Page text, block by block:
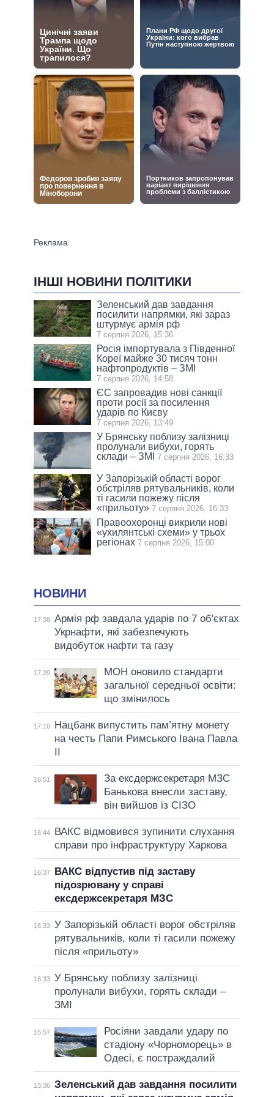
ІНШІ НОВИНИ ПОЛІТИКИ
Зеленський дав завдання
посилити напрямки, які зараз
штурмує армія рф
7 серпня 2026, 15:36
Росія імпортувала з Південної
Кореї майже 30 тисяч тонн
нафтопродуктів – ЗМІ
7 серпня 2026, 14:58
ЄС запровадив нові санкції
проти росії за посилення
ударів по Києву
7 серпня 2026, 13:49
У Брянську поблизу залізниці
пролунали вибухи, горять
склади – ЗМІ
7 серпня 2026, 16:33
У Запорізькій області ворог
обстріляв рятувальників, коли
ті гасили пожежу після
«прильоту» 7 серпня 2026, 16:33
Правоохоронці викрили нові
«ухилянтські схеми» у трьох
регіонах 7 серпня 2026, 15:00
НОВИНИ
17:38 Армія рф завдала ударів по 7 об'єктах
Укрнафти, які забезпечують
видобуток нафти та газу
17:29
МОН оновило стандарти
загальної середньої освіти:
що змінилось
17:10
Нацбанк випустить пам’ятну монету
на честь Папи Римського Івана Павла
II
16:51
За ексдержсекретаря МЗС
Банькова внесли заставу,
він вийшов із СІЗО
16:44
ВАКС відмовився зупинити слухання
справи про інфраструктуру Харкова
16:37
ВАКС відпустив під заставу
підозрювану у справі
ексдержсекретаря МЗС
16:33 У Запорізькій області ворог обстріляв
рятувальників, коли ті гасили пожежу
після «прильоту»
16:33 У Брянську поблизу залізниці
пролунали вибухи, горять склади –
ЗМІ
15:57
Росіяни завдали удару по
стадіону «Чорноморець» в
Одесі, є постраждалий
15:36 Зеленський дав завдання посилити